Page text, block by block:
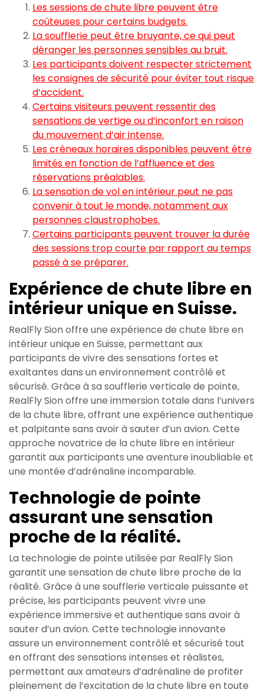
Les sessions de chute libre peuvent être
coûteuses pour certains budgets.
La soufflerie peut être bruyante, ce qui peut
déranger les personnes sensibles au bruit.
Les participants doivent respecter strictement
les consignes de sécurité pour éviter tout risque
d’accident.
Certains visiteurs peuvent ressentir des
sensations de vertige ou d’inconfort en raison
du mouvement d’air intense.
Les créneaux horaires disponibles peuvent être
limités en fonction de l’affluence et des
réservations préalables.
La sensation de vol en intérieur peut ne pas
convenir à tout le monde, notamment aux
personnes claustrophobes.
Certains participants peuvent trouver la durée
des sessions trop courte par rapport au temps
passé à se préparer.
Expérience de chute libre en
intérieur unique en Suisse.
RealFly Sion offre une expérience de chute libre en
intérieur unique en Suisse, permettant aux
participants de vivre des sensations fortes et
exaltantes dans un environnement contrôlé et
sécurisé. Grâce à sa soufflerie verticale de pointe,
RealFly Sion offre une immersion totale dans l’univers
de la chute libre, offrant une expérience authentique
et palpitante sans avoir à sauter d’un avion. Cette
approche novatrice de la chute libre en intérieur
garantit aux participants une aventure inoubliable et
une montée d’adrénaline incomparable.
Technologie de pointe
assurant une sensation
proche de la réalité.
La technologie de pointe utilisée par RealFly Sion
garantit une sensation de chute libre proche de la
réalité. Grâce à une soufflerie verticale puissante et
précise, les participants peuvent vivre une
expérience immersive et authentique sans avoir à
sauter d’un avion. Cette technologie innovante
assure un environnement contrôlé et sécurisé tout
en offrant des sensations intenses et réalistes,
permettant aux amateurs d’adrénaline de profiter
pleinement de l’excitation de la chute libre en toute